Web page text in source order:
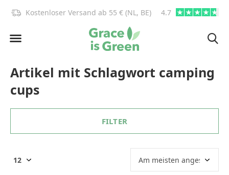
Kostenloser Versand ab 55 € (NL, BE) 4.7
Artikel mit Schlagwort camping
cups
FILTER